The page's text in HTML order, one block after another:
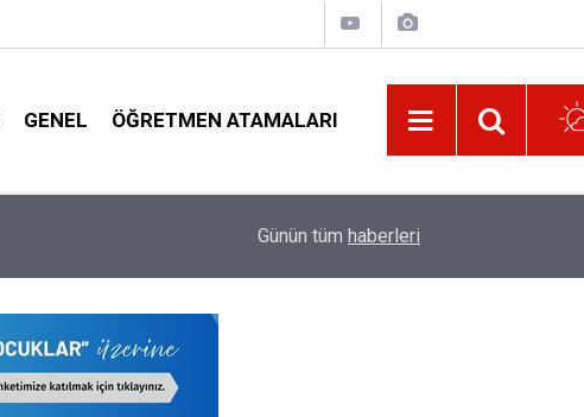
GENEL ÖĞRETMEN ATAMALARI
O İşlem Yapılmazsa Öğretmenlerin Özür
Günün tüm haberleri